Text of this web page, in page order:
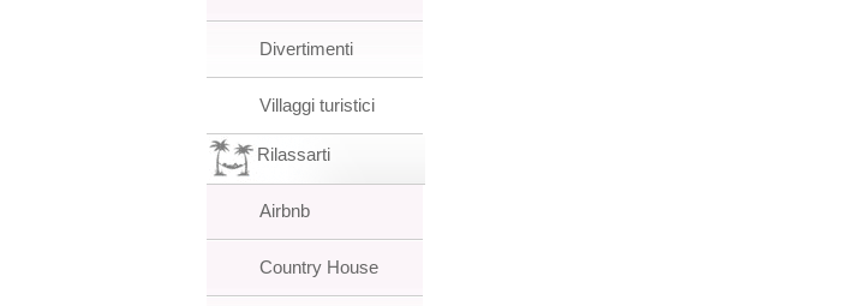
Divertimenti
Villaggi turistici
Rilassarti
Airbnb
Country House